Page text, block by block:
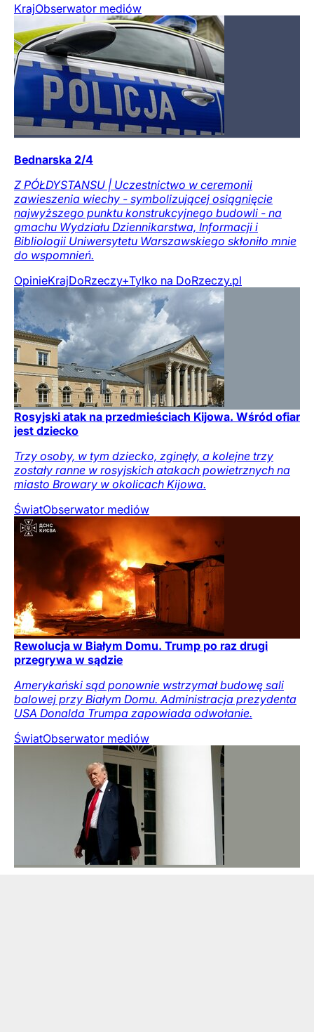
KrajObserwator mediów
Bednarska 2/4
Z PÓŁDYSTANSU | Uczestnictwo w ceremonii
zawieszenia wiechy - symbolizującej osiągnięcie
najwyższego punktu konstrukcyjnego budowli - na
gmachu Wydziału Dziennikarstwa, Informacji i
Bibliologii Uniwersytetu Warszawskiego skłoniło mnie
do wspomnień.
OpinieKrajDoRzeczy+Tylko na DoRzeczy.pl
Rosyjski atak na przedmieściach Kijowa. Wśród ofiar
jest dziecko
Trzy osoby, w tym dziecko, zginęły, a kolejne trzy
zostały ranne w rosyjskich atakach powietrznych na
miasto Browary w okolicach Kijowa.
ŚwiatObserwator mediów
Rewolucja w Białym Domu. Trump po raz drugi
przegrywa w sądzie
Amerykański sąd ponownie wstrzymał budowę sali
balowej przy Białym Domu. Administracja prezydenta
USA Donalda Trumpa zapowiada odwołanie.
ŚwiatObserwator mediów